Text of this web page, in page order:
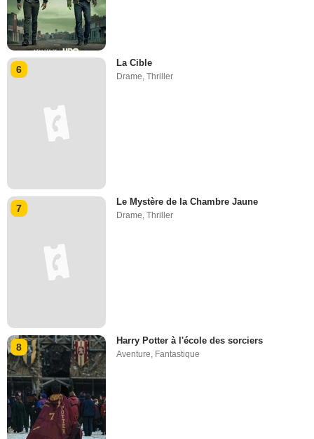
6
La Cible
Drame,Thriller
7
Le Mystère de la Chambre Jaune
Drame,Thriller
8
Harry Potter à l'école des sorciers
Aventure, Fantastique